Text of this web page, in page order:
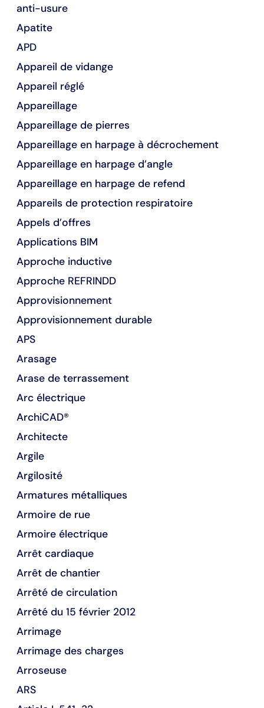
anti-usure
Apatite
APD
Appareil de vidange
Appareil réglé
Appareillage
Appareillage de pierres
Appareillage en harpage à décrochement
Appareillage en harpage d’angle
Appareillage en harpage de refend
Appareils de protection respiratoire
Appels d’offres
Applications BIM
Approche inductive
Approche REFRINDD
Approvisionnement
Approvisionnement durable
APS
Arasage
Arase de terrassement
Arc électrique
ArchiCAD®
Architecte
Argile
Argilosité
Armatures métalliques
Armoire de rue
Armoire électrique
Arrêt cardiaque
Arrêt de chantier
Arrêté de circulation
Arrêté du 15 février 2012
Arrimage
Arrimage des charges
Arroseuse
ARS